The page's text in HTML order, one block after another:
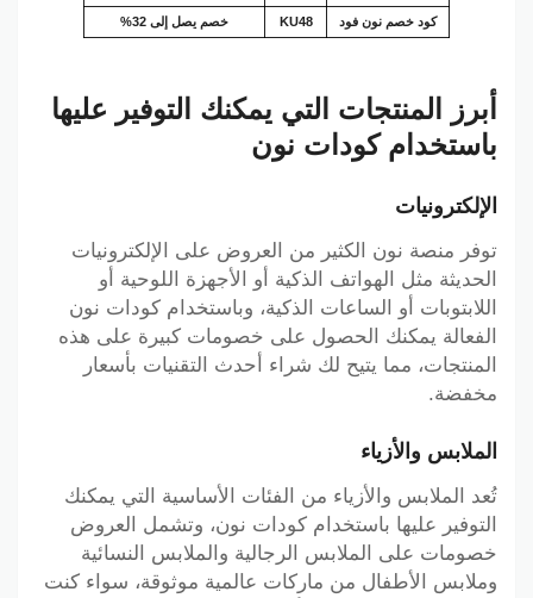
كود خصم نون فود KU48 خصم يصل إلى 32%
أبرز المنتجات التي يمكنك التوفير عليها
باستخدام كودات نون
الإلكترونيات
توفر منصة نون الكثير من العروض على الإلكترونيات
الحديثة مثل الهواتف الذكية أو الأجهزة اللوحية أو
اللابتوبات أو الساعات الذكية، وباستخدام كودات نون
الفعالة يمكنك الحصول على خصومات كبيرة على هذه
المنتجات، مما يتيح لك شراء أحدث التقنيات بأسعار
مخفضة.
الملابس والأزياء
تُعد الملابس والأزياء من الفئات الأساسية التي يمكنك
التوفير عليها باستخدام كودات نون، وتشمل العروض
خصومات على الملابس الرجالية والملابس النسائية
وملابس الأطفال من ماركات عالمية موثوقة، سواء كنت